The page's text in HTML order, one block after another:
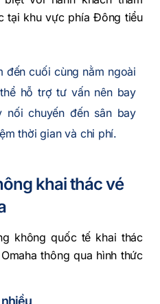
tại khu vực phía Đông tiểu
đến cuối cùng nằm ngoài
hỗ trợ tư vấn nên bay
nối chuyến đến sân bay
thời gian và chi phí.
khai thác vé
không quốc tế khai thác
thông qua hình thức